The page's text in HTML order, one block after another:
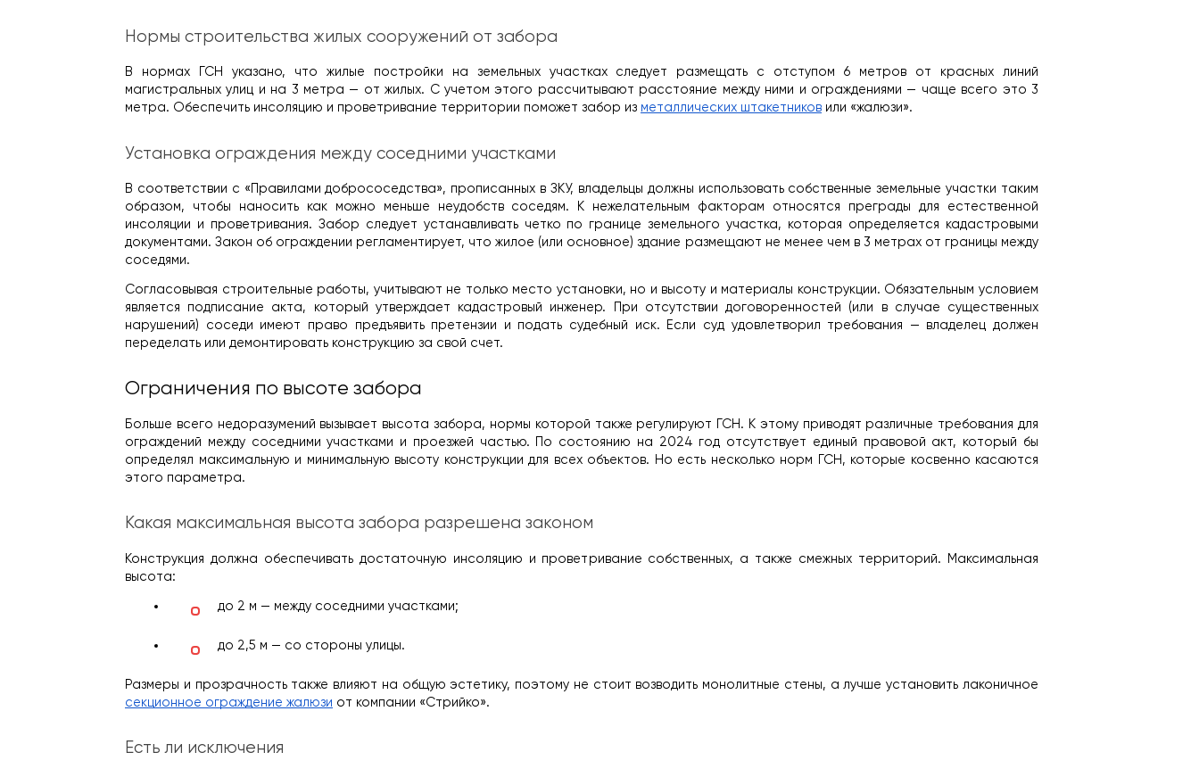
Нормы строительства жилых сооружений от забора
В нормах ГСН указано, что жилые постройки на земельных участках следует размещать с отступом 6 метров от красных линий
магистральных улиц и на 3 метра — от жилых. С учетом этого рассчитывают расстояние между ними и ограждениями — чаще всего это 3
метра. Обеспечить инсоляцию и проветривание территории поможет забор из металлических штакетников или «жалюзи».
Установка ограждения между соседними участками
В соответствии с «Правилами добрососедства», прописанных в ЗКУ, владельцы должны использовать собственные земельные участки таким
образом, чтобы наносить как можно меньше неудобств соседям. К нежелательным факторам относятся преграды для естественной
инсоляции и проветривания. Забор следует устанавливать четко по границе земельного участка, которая определяется кадастровыми
документами. Закон об ограждении регламентирует, что жилое (или основное) здание размещают не менее чем в 3 метрах от границы между
соседями.
Согласовывая строительные работы, учитывают не только место установки, но и высоту и материалы конструкции. Обязательным условием
является подписание акта, который утверждает кадастровый инженер. При отсутствии договоренностей (или в случае существенных
нарушений) соседи имеют право предъявить претензии и подать судебный иск. Если суд удовлетворил требования — владелец должен
переделать или демонтировать конструкцию за свой счет.
Ограничения по высоте забора
Больше всего недоразумений вызывает высота забора, нормы которой также регулируют ГСН. К этому приводят различные требования для
ограждений между соседними участками и проезжей частью. По состоянию на 2024 год отсутствует единый правовой акт, который бы
определял максимальную и минимальную высоту конструкции для всех объектов. Но есть несколько норм ГСН, которые косвенно касаются
этого параметра.
Какая максимальная высота забора разрешена законом
Конструкция должна обеспечивать достаточную инсоляцию и проветривание собственных, а также смежных территорий. Максимальная
высота:
до 2 м — между соседними участками;
до 2,5 м — со стороны улицы.
Размеры и прозрачность также влияют на общую эстетику, поэтому не стоит возводить монолитные стены, а лучше установить лаконичное
секционное ограждение жалюзи от компании «Стрийко».
Есть ли исключения